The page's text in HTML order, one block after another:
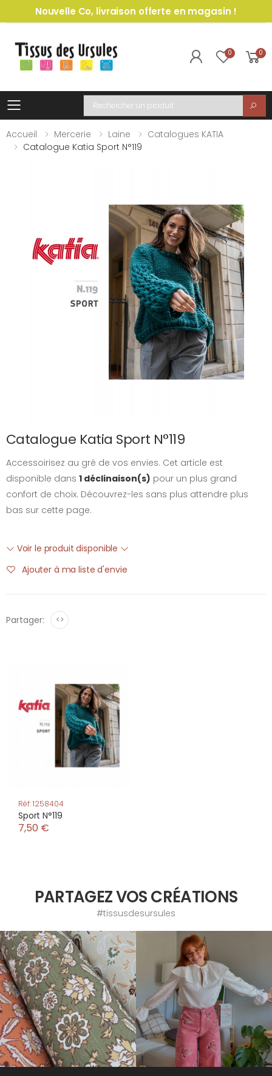
Nouvelle Co, livraison offerte en magasin !
0 0
Toggle mobile menu
Recherche
Accueil
Mercerie Laine
Catalogues KATIA
Catalogue Katia Sport N°119
Catalogue Katia Sport N°119
Accessoirisez au gré de vos envies. Cet article est
disponible dans 1 déclinaison(s) pour un plus grand
confort de choix. Découvrez-les sans plus attendre plus
bas sur cette page.
Voir le produit disponible
Ajouter à ma liste d'envie
Partager: <>
Réf: 1258404
Sport N°119
7,50 €
PARTAGEZ VOS CRÉATIONS
#tissusdesursules